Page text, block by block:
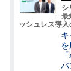
シ
最
ッシュレス導
バ